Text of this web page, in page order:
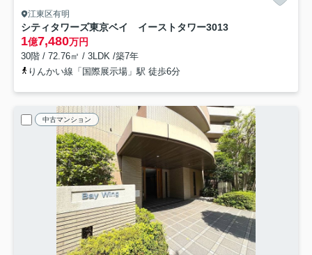
江東区有明
シティタワーズ東京ベイ イーストタワー3013
1億7,480万円
30階 / 72.76㎡ / 3LDK /築7年
りんかい線「国際展示場」駅 徒歩6分
中古マンション